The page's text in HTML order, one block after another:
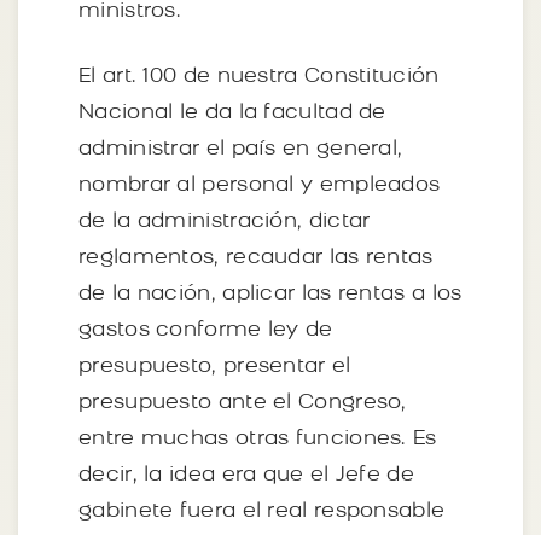
ministros.
El art. 100 de nuestra Constitución
Nacional le da la facultad de
administrar el país en general,
nombrar al personal y empleados
de la administración, dictar
reglamentos, recaudar las rentas
de la nación, aplicar las rentas a los
gastos conforme ley de
presupuesto, presentar el
presupuesto ante el Congreso,
entre muchas otras funciones. Es
decir, la idea era que el Jefe de
gabinete fuera el real responsable